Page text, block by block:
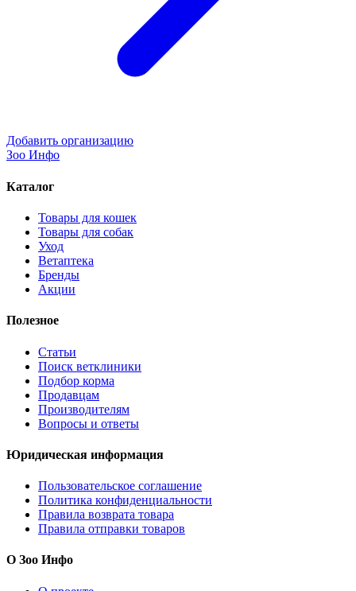
Добавить организацию
Зоо Инфо
Каталог
Товары для кошек
Товары для собак
Уход
Ветаптека
Бренды
Акции
Полезное
Статьи
Поиск ветклиники
Подбор корма
Продавцам
Производителям
Вопросы и ответы
Юридическая информация
Пользовательское соглашение
Политика конфиденциальности
Правила возврата товара
Правила отправки товаров
О Зоо Инфо